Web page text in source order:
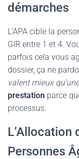
démarches
L’APA cible la
GIR entre 1 et 4.
parfois cela vous
dossier, ça ne
valent mieux
prestation parce
processus.
L’Allocation
Personnes